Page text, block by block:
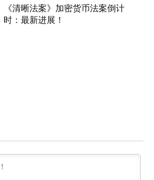
《清晰法案》加密货币法案倒计
时：最新进展！